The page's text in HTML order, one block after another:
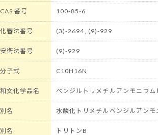
CAS 番号 100-85-6
化審法番号 (3)-2694, (9)-929
安衛法番号 (9)-929
分子式 C10H16N
和文化学品名 ベンジルトリメチルアンモニウム
別名 水酸化トリメチルベンジルアンモ
別名 トリトンB